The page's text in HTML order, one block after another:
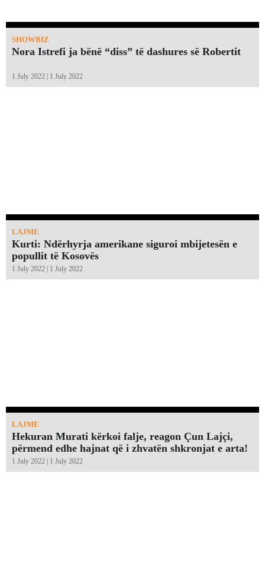
SHOWBIZ
Nora Istrefi ja bënë “diss” të dashures së Robertit
1 July 2022 | 1 July 2022
LAJME
Kurti: Ndërhyrja amerikane siguroi mbijetesën e
popullit të Kosovës
1 July 2022 | 1 July 2022
LAJME
Hekuran Murati kërkoi falje, reagon Çun Lajçi,
përmend edhe hajnat që i zhvatën shkronjat e arta!￼
1 July 2022 | 1 July 2022